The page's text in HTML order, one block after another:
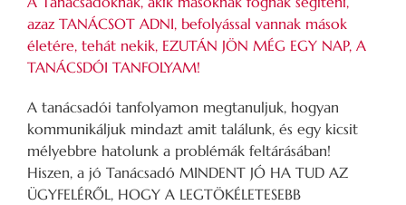
azaz TANÁCSOT ADNI, befolyással vannak mások
életére, tehát nekik, EZUTÁN JÖN MÉG EGY NAP, A
TANÁCSDÓI TANFOLYAM!
A tanácsadói tanfolyamon megtanuljuk, hogyan
kommunikáljuk mindazt amit találunk, és egy kicsit
mélyebbre hatolunk a problémák feltárásában!
Hiszen, a jó Tanácsadó MINDENT JÓ HA TUD AZ
ÜGYFELÉRŐL, HOGY A LEGTÖKÉLETESEBB